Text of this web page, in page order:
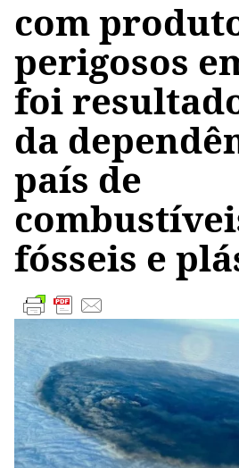
com
perigosos
foi
da
país de
fósseis e